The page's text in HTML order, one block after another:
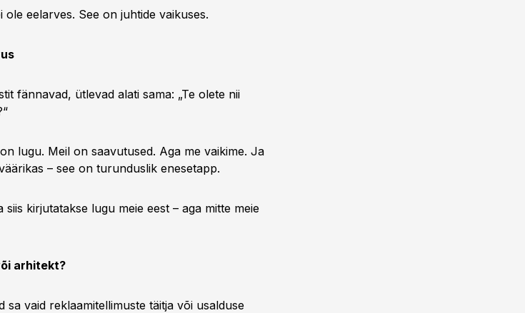
eelarves. See on juhtide vaikuses.
fännavad, ütlevad alati sama: „Te olete nii
lugu. Meil on saavutused. Aga me vaikime. Ja
– see on turunduslik enesetapp.
siis kirjutatakse lugu meie eest – aga mitte meie
arhitekt?
vaid reklaamitellimuste täitja või usalduse